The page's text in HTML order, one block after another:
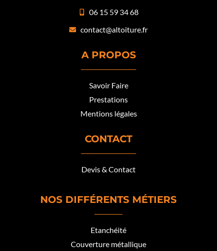
06 15 59 34 68
contact@altoiture.fr
A PROPOS
Savoir Faire
Prestations
Mentions légales
CONTACT
Devis & Contact
NOS DIFFÉRENTS MÉTIERS
Etanchéité
Couverture métallique